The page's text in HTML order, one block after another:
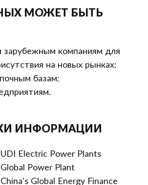
МОЖЕТ БЫТЬ
зарубежным компаниям для
на новых рынках;
базам;
ИНФОРМАЦИИ
Electric Power Plants
Power Plant
Global Energy Finance